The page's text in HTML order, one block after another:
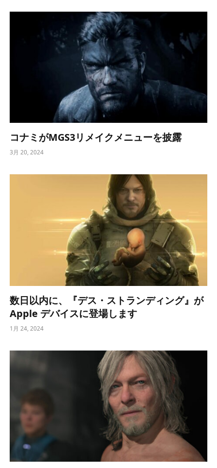
コナミがMGS3リメイクメニューを披露
3月 20, 2024
数日以内に、『デス・ストランディング』が
Apple デバイスに登場します
1月 24, 2024